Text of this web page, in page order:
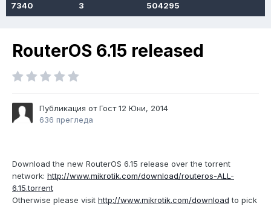
7340 3 504295
RouterOS 6.15 released
Публикация от Гост12 Юни, 2014
636 прегледа
Download the new RouterOS 6.15 release over the torrent
network: http://www.mikrotik.com/download/routeros-ALL-
6.15.torrent
Otherwise please visit http://www.mikrotik.com/download to pick